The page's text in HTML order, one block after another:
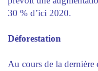
30 % d’ici 2020.
Déforestation
Au cours de la dernière